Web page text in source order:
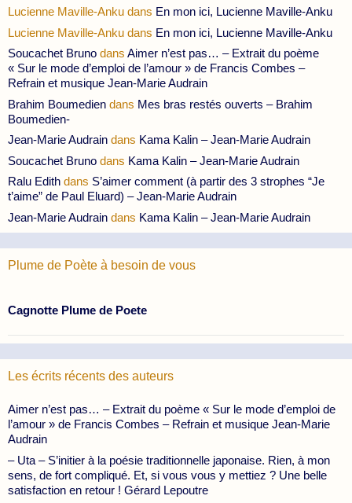
Lucienne Maville-Anku dans En mon ici, Lucienne Maville-Anku
Lucienne Maville-Anku dans En mon ici, Lucienne Maville-Anku
Soucachet Bruno dans Aimer n’est pas… – Extrait du poème
« Sur le mode d’emploi de l’amour » de Francis Combes –
Refrain et musique Jean-Marie Audrain
Brahim Boumedien dans Mes bras restés ouverts – Brahim
Boumedien-
Jean-Marie Audrain dans Kama Kalin – Jean-Marie Audrain
Soucachet Bruno dans Kama Kalin – Jean-Marie Audrain
Ralu Edith dans S’aimer comment (à partir des 3 strophes “Je
t’aime” de Paul Eluard) – Jean-Marie Audrain
Jean-Marie Audrain dans Kama Kalin – Jean-Marie Audrain
Plume de Poète à besoin de vous
Cagnotte Plume de Poete
Les écrits récents des auteurs
Aimer n’est pas… – Extrait du poème « Sur le mode d’emploi de
l’amour » de Francis Combes – Refrain et musique Jean-Marie
Audrain
– Uta – S’initier à la poésie traditionnelle japonaise. Rien, à mon
sens, de fort compliqué. Et, si vous vous y mettiez ? Une belle
satisfaction en retour ! Gérard Lepoutre